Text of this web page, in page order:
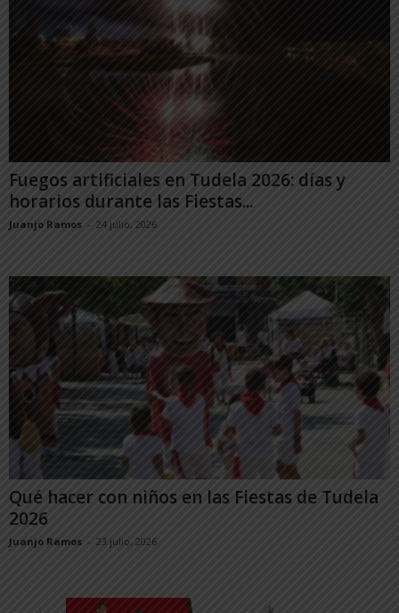
Fuegos artificiales en Tudela 2026: días y
horarios durante las Fiestas...
Juanjo Ramos - 24 julio, 2026
Qué hacer con niños en las Fiestas de Tudela
2026
Juanjo Ramos - 23 julio, 2026